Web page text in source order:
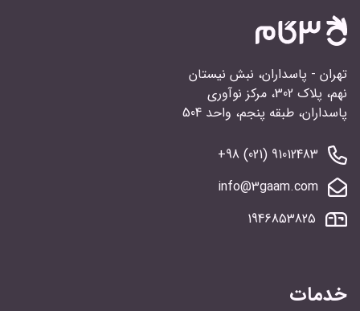
تهران - پاسداران، نبش نیستان
نهم، پلاک 302، مرکز نوآوری
پاسداران، طبقه پنجم، واحد 504
91012483 (021) 98+
info@3gaam.com
1946853825
خدمات